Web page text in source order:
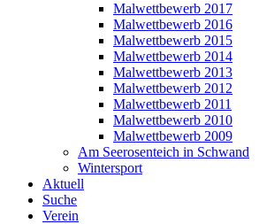
Malwettbewerb 2017
Malwettbewerb 2016
Malwettbewerb 2015
Malwettbewerb 2014
Malwettbewerb 2013
Malwettbewerb 2012
Malwettbewerb 2011
Malwettbewerb 2010
Malwettbewerb 2009
Am Seerosenteich in Schwand
Wintersport
Aktuell
Suche
Verein